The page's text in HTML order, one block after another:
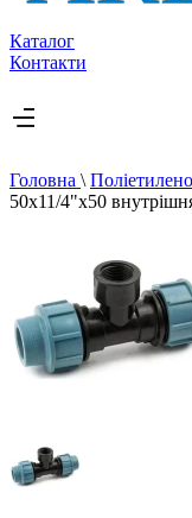
Каталог
Контакти
Головна \
50x11/4"x50